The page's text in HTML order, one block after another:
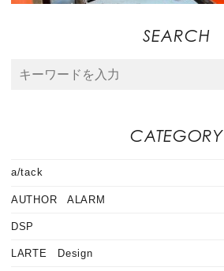
SEARCH
CATEGORY
a/tack
AUTHOR ALARM
DSP
LARTE Design